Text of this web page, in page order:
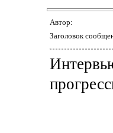
Автор:
Заголовок